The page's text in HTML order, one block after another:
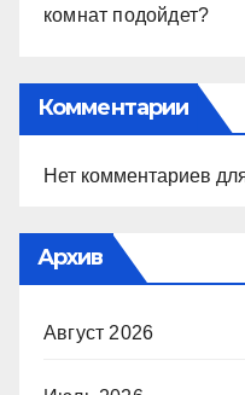
комнат подойдет?
Комментарии
Нет комментариев
Архив
Август 2026